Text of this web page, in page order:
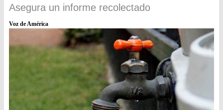
Asegura un informe recolectado
Voz de América